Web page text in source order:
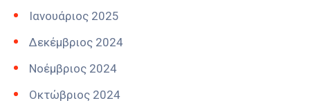
Ιανουάριος 2025
Δεκέμβριος 2024
Νοέμβριος 2024
Οκτώβριος 2024